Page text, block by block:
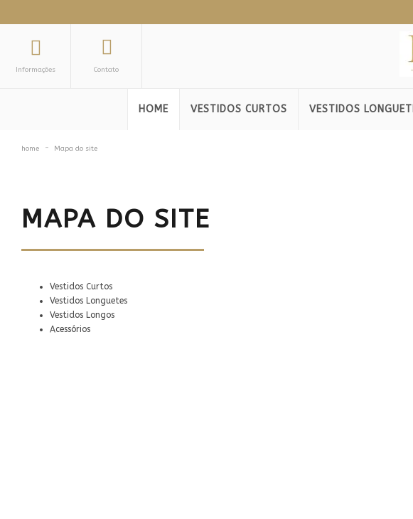
Informações Contato
HOME VESTIDOS CURTOS VESTIDOS
home Mapa do site
MAPA DO SITE
Vestidos Curtos
Vestidos Longuetes
Vestidos Longos
Acessórios